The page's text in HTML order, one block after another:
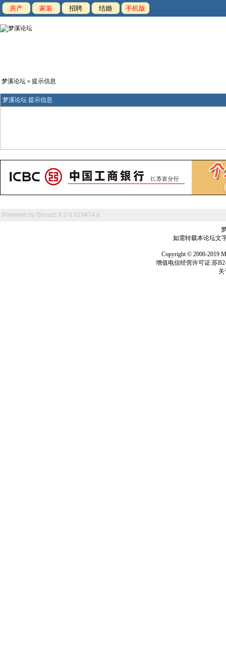
房产 家装 招聘 结婚 手机版
梦溪论坛 » 提示信息
梦溪论坛 提示信息
Powered by Discuz! X 2 0.019474 s
如需转载本论坛文
Copyright © 2000-2019
增值电信经营许可证:苏
关